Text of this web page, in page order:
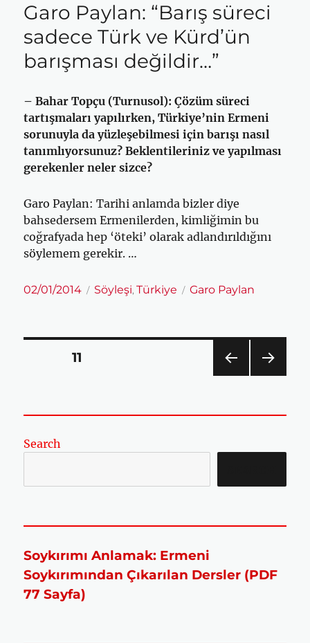
Garo Paylan: “Barış süreci
sadece Türk ve Kürd’ün
barışması değildir…”
– Bahar Topçu (Turnusol): Çözüm süreci
tartışmaları yapılırken, Türkiye’nin Ermeni
sorunuyla da yüzleşebilmesi için barışı nasıl
tanımlıyorsunuz? Beklentileriniz ve yapılması
gerekenler neler sizce?
Garo Paylan: Tarihi anlamda bizler diye
bahsedersem Ermenilerden, kimliğimin bu
coğrafyada hep ‘öteki’ olarak adlandırıldığını
söylemem gerekir. …
Yayın
02/01/2014 Kategoriler
Söyleşi,Türkiye Etiketler
Garo Paylan
SAYFA11
Search
Soykırımı Anlamak: Ermeni
Soykırımından Çıkarılan Dersler (PDF
77 Sayfa)